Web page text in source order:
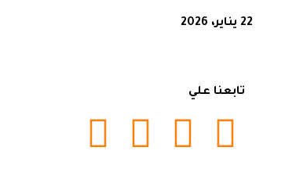
22 يناير، 2026
تابعنا علي